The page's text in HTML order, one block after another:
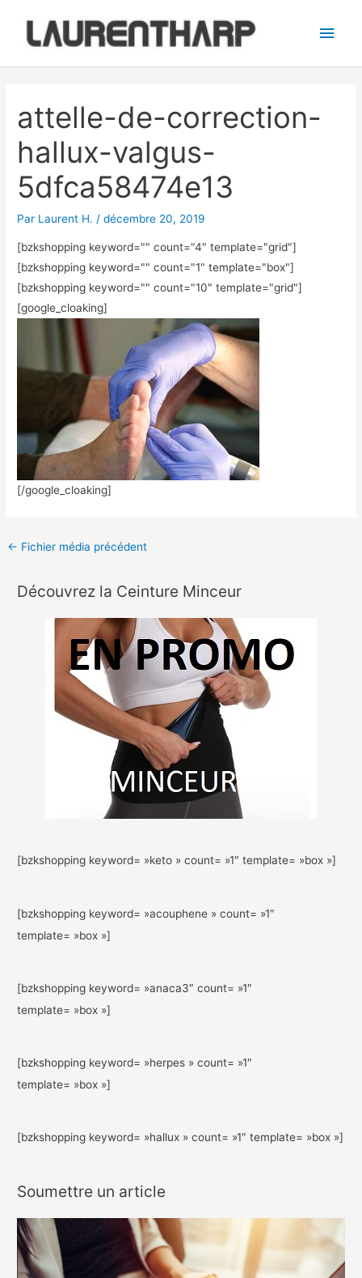
contenu
attelle-de-correction-
hallux-valgus-
5dfca58474e13
Par Laurent H. /décembre 20, 2019
[bzkshopping keyword="" count="4" template="grid"]
[bzkshopping keyword="" count="1" template="box"]
[bzkshopping keyword="" count="10" template="grid"]
[google_cloaking]
[/google_cloaking]
articles
← Fichier média précédent
Découvrez la Ceinture Minceur
[bzkshopping keyword= »keto » count= »1″ template= »box »]
[bzkshopping keyword= »acouphene » count= »1″
template= »box »]
[bzkshopping keyword= »anaca3″ count= »1″
template= »box »]
[bzkshopping keyword= »herpes » count= »1″
template= »box »]
[bzkshopping keyword= »hallux » count= »1″ template= »box »]
Soumettre un article